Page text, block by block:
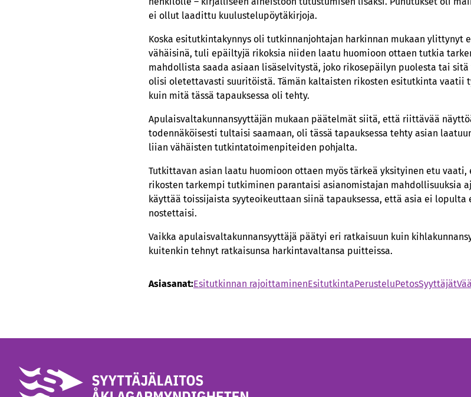
ei ollut laadittu kuulustelupöytäkirjoja.
Koska esitutkintakynnys oli tutkinnanjohtajan harkinnan mukaan ylittynyt
vähäisinä, tuli epäiltyjä rikoksia niiden laatu huomioon ottaen tutkia
mahdollista saada asiaan lisäselvitystä, joko rikosepäilyn puolesta tai
olisi oletettavasti suuritöistä. Tämän kaltaisten rikosten esitutkinta
kuin mitä tässä tapauksessa oli tehty.
Apulaisvaltakunnansyyttäjän mukaan päätelmät siitä, että riittävää
todennäköisesti tultaisi saamaan, oli tässä tapauksessa tehty asian
liian vähäisten tutkintatoimenpiteiden pohjalta.
Tutkittavan asian laatu huomioon ottaen myös tärkeä yksityinen etu
rikosten tarkempi tutkiminen parantaisi asianomistajan mahdollisuuksia
käyttää toissijaista syyteoikeuttaan siinä tapauksessa, että asia ei
nostettaisi.
Vaikka apulaisvaltakunnansyyttäjä päätyi eri ratkaisuun kuin
kuitenkin tehnyt ratkaisunsa harkintavaltansa puitteissa.
Asiasanat:Esitutkinnan rajoittaminenEsitutkintaPerusteluPetosSyyttäjät